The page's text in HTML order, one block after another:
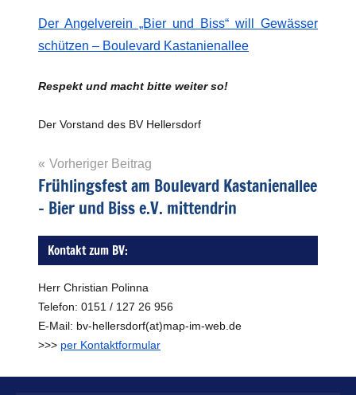
Der Angelverein „Bier und Biss“ will Gewässer
schützen – Boulevard Kastanienallee
Respekt und macht bitte weiter so!
Der Vorstand des BV Hellersdorf
Informationen
Beitragsnavigation
Vorheriger Beitrag
Frühlingsfest am Boulevard Kastanienallee
– Bier und Biss e.V. mittendrin
Kontakt zum BV:
Herr Christian Polinna
Telefon: 0151 / 127 26 956
E-Mail: bv-hellersdorf(at)map-im-web.de
>>> per Kontaktformular